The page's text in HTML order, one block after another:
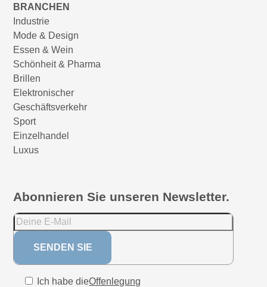
BRANCHEN
Industrie
Mode & Design
Essen & Wein
Schönheit & Pharma
Brillen
Elektronischer
Geschäftsverkehr
Sport
Einzelhandel
Luxus
Abonnieren Sie unseren Newsletter.
Ich habe dieOffenlegung